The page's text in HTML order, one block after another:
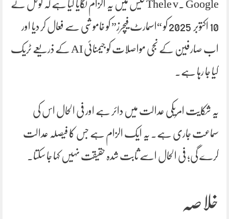
Thele v. Google کیس میں یہ الزام لگایا گیا ہے کہ گوگل نے
10 اکتوبر 2025 کو “اسمارٹ فیچرز” کو خاموشی سے فعال کر دیا اور
اب صارفین کے نجی مواصلات کو جیمنائی AI کے ذریعے ٹریک
کیا جا رہا ہے۔
یہ شکایت امریکی عدالت میں دائر ہے اور فی الحال اس کی
سماعت جاری ہے۔ یہ ایک الزام ہے جس کا فیصلہ عدالت
کرے گی؛ فی الحال اسے ثابت شدہ حقیقت نہیں کہا جا سکتا۔
خلاصہ